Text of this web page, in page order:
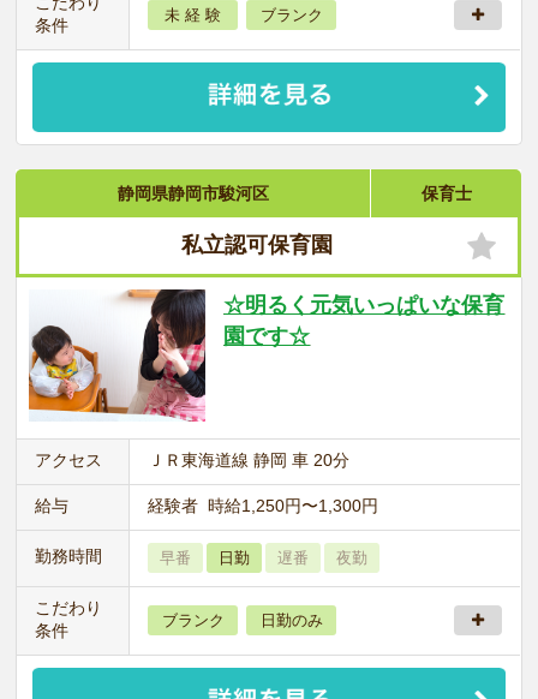
条件
未 経 験 ブランク
静岡県静岡市駿河区 保育士
私立認可保育園
☆明るく元気いっぱいな保育
園です☆
アクセス ＪＲ東海道線 静岡 車 20分
給与 経験者 時給1,250円〜1,300円
勤務時間 早番 日勤 遅番 夜勤
こだわり
条件
ブランク 日勤のみ